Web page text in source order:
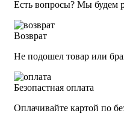
Есть вопросы? Мы будем
Возврат
Не подошел товар или
Безопастная оплата
Оплачивайте картой по